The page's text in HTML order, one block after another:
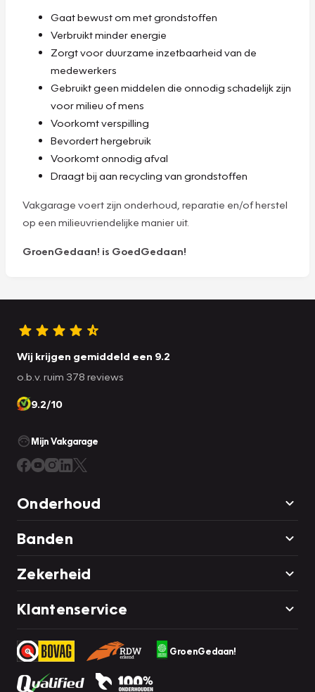
Gaat bewust om met grondstoffen
Verbruikt minder energie
Zorgt voor duurzame inzetbaarheid van de
medewerkers
Gebruikt geen middelen die onnodig schadelijk zijn
voor milieu of mens
Voorkomt verspilling
Bevordert hergebruik
Voorkomt onnodig afval
Draagt bij aan recycling van grondstoffen
Vakgarage voert zijn onderhoud, reparatie en/of herstel
op een milieuvriendelijke manier uit.
GroenGedaan! is GoedGedaan!
Wij krijgen gemiddeld een 9.2
o.b.v. ruim 378 reviews
9.2/10
Mijn Vakgarage
Onderhoud
Banden
Zekerheid
Klantenservice
GroenGedaan!